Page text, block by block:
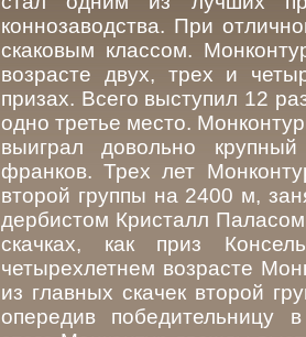
коннозаводства. При
скаковым классом.
возрасте двух, трех и
призах. Всего выступил 12
одно третье место.
выиграл довольно
франков. Трех лет
второй группы на 2400 м,
дербистом Кристалл
скачках, как приз
четырехлетнем возрасте
из главных скачек второй
опередив